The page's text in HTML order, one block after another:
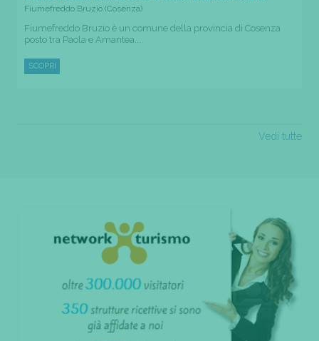
Fiumefreddo Bruzio (Cosenza)
Fiumefreddo Bruzio è un comune della provincia di Cosenza
posto tra Paola e Amantea....
SCOPRI
Vedi tutte